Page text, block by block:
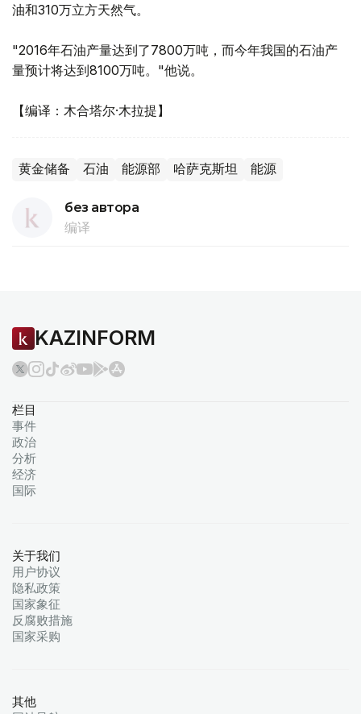
油和310万立方天然气。
"2016年石油产量达到了7800万吨，而今年我国的石油产
量预计将达到8100万吨。"他说。
【编译：木合塔尔·木拉提】
黄金储备 石油 能源部 哈萨克斯坦 能源
без автора
编译
KAZINFORM
栏目
事件
政治
分析
经济
国际
关于我们
用户协议
隐私政策
国家象征
反腐败措施
国家采购
其他